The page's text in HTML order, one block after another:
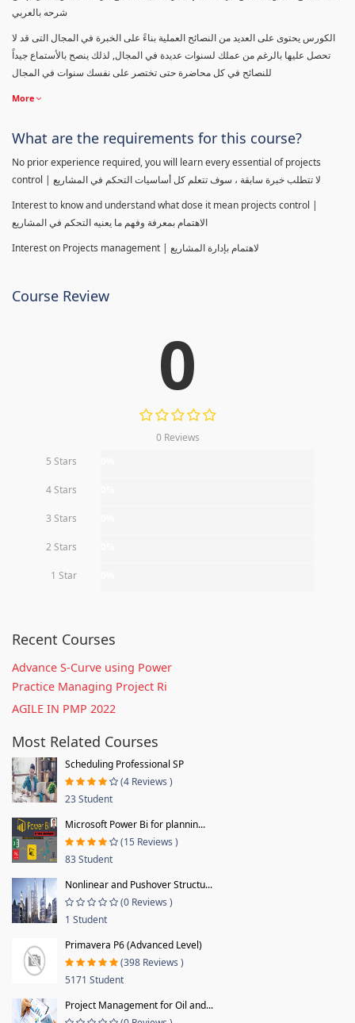
شرحه بالعربي
الكورس يحتوى على العديد من النصائح العملية بناءً على الخبرة في المجال التى قد لا
تحصل عليها بالرغم من عملك لسنوات عديدة في المجال, لذلك ينصح بالأستماع جيداً
للنصائح في كل محاضرة حتى تختصر على نفسك سنوات في المجال
More
What are the requirements for this course?
No prior experience required, you will learn every essential of projects
control | لا تتطلب خبرة سابقة ، سوف تتعلم كل أساسيات التحكم في المشاريع
Interest to know and understand what dose it mean projects control |
الاهتمام بمعرفة وفهم ما يعنيه التحكم في المشاريع
Interest on Projects management | لاهتمام بإدارة المشاريع
Course Review
0
0 Reviews
5 Stars
4 Stars
3 Stars
2 Stars
1 Star
Recent Courses
Advance S-Curve using Power
Practice Managing Project Ri
AGILE IN PMP 2022
Most Related Courses
Scheduling Professional SP
(4 Reviews )
23 Student
Microsoft Power Bi for plannin...
(15 Reviews )
83 Student
Nonlinear and Pushover Structu...
(0 Reviews )
1 Student
Primavera P6 (Advanced Level)
(398 Reviews )
5171 Student
Project Management for Oil and...